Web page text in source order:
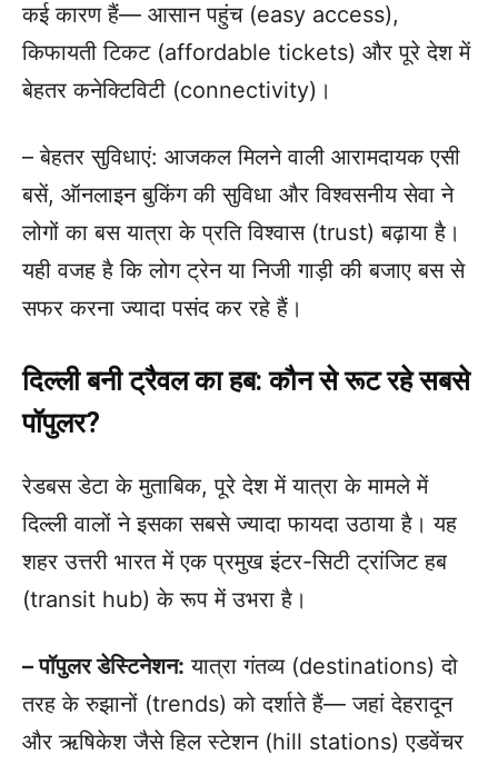
कई कारण हैं— आसान पहुंच (easy access),
किफायती टिकट (affordable tickets) और पूरे देश में
बेहतर कनेक्टिविटी (connectivity)।
– बेहतर सुविधाएं: आजकल मिलने वाली आरामदायक एसी
बसें, ऑनलाइन बुकिंग की सुविधा और विश्वसनीय सेवा ने
लोगों का बस यात्रा के प्रति विश्वास (trust) बढ़ाया है।
यही वजह है कि लोग ट्रेन या निजी गाड़ी की बजाए बस से
सफर करना ज्यादा पसंद कर रहे हैं।
दिल्ली बनी ट्रैवल का हब: कौन से रूट रहे सबसे
पॉपुलर?
रेडबस डेटा के मुताबिक, पूरे देश में यात्रा के मामले में
दिल्ली वालों ने इसका सबसे ज्यादा फायदा उठाया है। यह
शहर उत्तरी भारत में एक प्रमुख इंटर-सिटी ट्रांजिट हब
(transit hub) के रूप में उभरा है।
– पॉपुलर डेस्टिनेशन: यात्रा गंतव्य (destinations) दो
तरह के रुझानों (trends) को दर्शाते हैं— जहां देहरादून
और ऋषिकेश जैसे हिल स्टेशन (hill stations) एडवेंचर